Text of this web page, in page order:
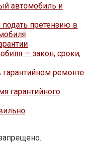
автомобиль и
претензию в
— закон, сроки,
гарантийном ремонте
гарантийного